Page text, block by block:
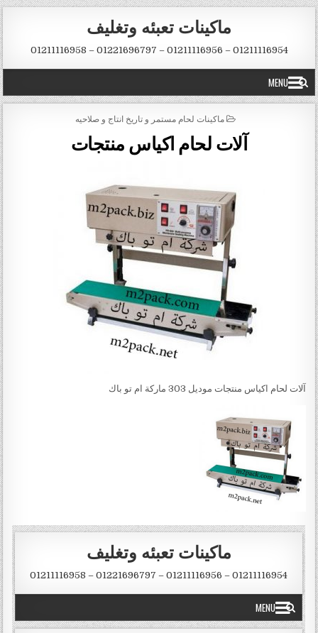
Skip to content
ماكينات تعبئه وتغليف
01211116954 – 01211116956 – 01221696797 – 01211116958
MENU
POSTED IN
ماكينات لحام مستمر و تاريخ انتاج و صلاحيه
آلات لحام اكياس منتجات
آلات لحام اكياس منتجات موديل 303 ماركة ام تو باك